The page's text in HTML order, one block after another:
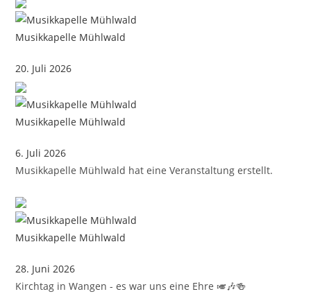
Musikkapelle Mühlwald
20. Juli 2026
Musikkapelle Mühlwald
6. Juli 2026
Musikkapelle Mühlwald hat eine Veranstaltung erstellt.
Musikkapelle Mühlwald
28. Juni 2026
Kirchtag in Wangen - es war uns eine Ehre 🎺🎶🍻